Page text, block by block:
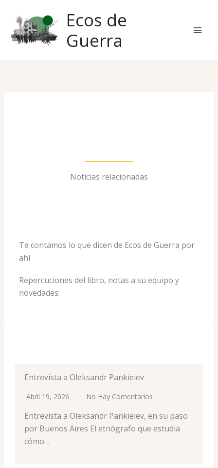
contenido
Ecos de
Guerra
Noticias relacionadas
Te contamos lo que dicen de Ecos de Guerra por
ahí
Repercuciones del libro, notas a su equipo y
novedades.
Entrevista a Oleksandr Pankieiev
Abril 19, 2026 No Hay Comentarios
Entrevista a Oleksandr Pankieiev, en su paso
por Buenos Aires El etnógrafo que estudia
cómo…